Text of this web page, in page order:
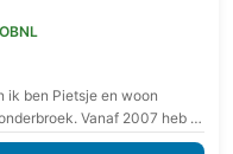
ik ben Pietsje en woon
Vanaf 2007 heb ik